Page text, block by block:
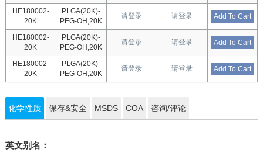
HE180002-
20K
PLGA(20K)-
PEG-OH,20K
请登录 请登录 Add To Cart
HE180002-
20K
PLGA(20K)-
PEG-OH,20K
请登录 请登录 Add To Cart
HE180002-
20K
PLGA(20K)-
PEG-OH,20K
请登录 请登录 Add To Cart
化学性质 保存&安全 MSDS COA 咨询/评论
英文别名：